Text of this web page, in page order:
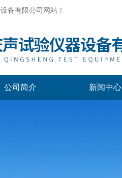
备有限公司网站！
公司简介 新闻中心